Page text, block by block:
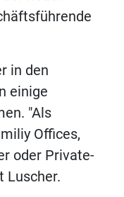
in den
einige
"Als
Offices,
oder Private-
Luscher.